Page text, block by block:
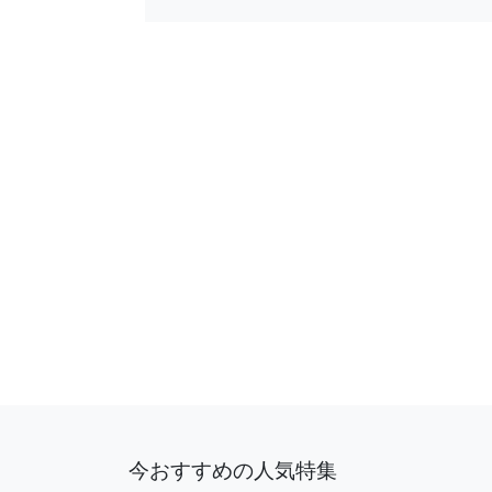
今おすすめの人気特集